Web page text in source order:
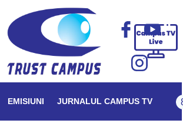
EMISIUNI JURNALUL CAMPUS TV